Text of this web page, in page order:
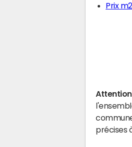
Prix
Attention
précises